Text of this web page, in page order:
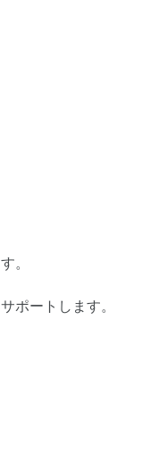
。
ポートします。